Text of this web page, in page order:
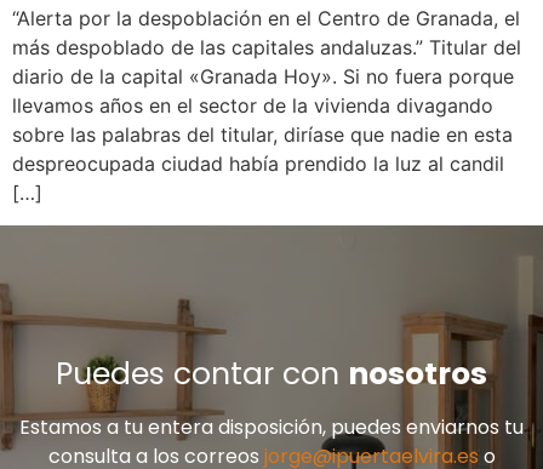
“Alerta por la despoblación en el Centro de Granada, el
más despoblado de las capitales andaluzas.” Titular del
diario de la capital «Granada Hoy». Si no fuera porque
llevamos años en el sector de la vivienda divagando
sobre las palabras del titular, diríase que nadie en esta
despreocupada ciudad había prendido la luz al candil
[…]
Puedes contar con nosotros
Estamos a tu entera disposición, puedes enviarnos tu
consulta a los correos jorge@ipuertaelvira.eso